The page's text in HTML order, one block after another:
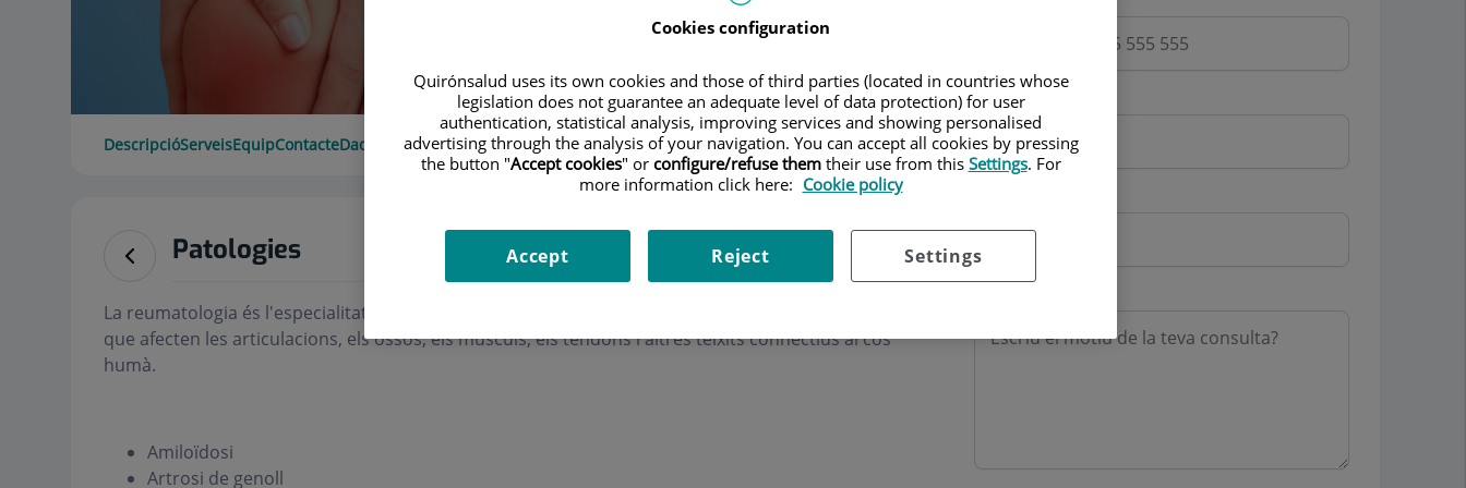
DescripcióServeisEquipContacteDades d'interèsHorari
Patologies
La reumatologia és l'especialitat mèdica que s'encarrega del diagnòstic i tractament de malalties
que afecten les articulacions, els ossos, els músculs, els tendons i altres teixits connectius al cos
humà.
Amiloïdosi
Artrosi de genoll
Email
Cookies configuration
Quirónsalud uses its own cookies and those of third parties (located in countries whose
legislation does not guarantee an adequate level of data protection) for user
authentication, statistical analysis, improving services and showing personalised
advertising through the analysis of your navigation. You can accept all cookies by pressing
the button "Accept cookies" or configure/refuse themtheir use from this Settings. For
more information click here: Cookie policy
Settings
Reject
Accept